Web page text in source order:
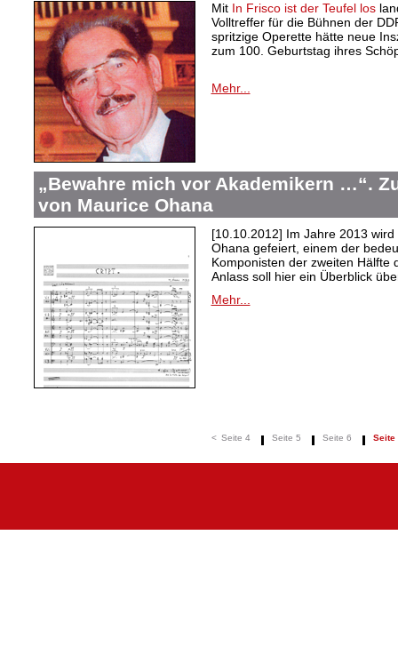
Mit In Frisco ist der Teufel los
Volltreffer für die Bühnen der
spritzige Operette hätte neue
zum 100. Geburtstag ihres
Mehr...
„Bewahre mich vor Akademikern …“.
von Maurice Ohana
[10.10.2012] Im Jahre 2013
Ohana gefeiert, einem der
Komponisten der zweiten Hälfte
Anlass soll hier ein Überblick
Mehr...
< Seite 4 Seite 5 Seite 6 Seite